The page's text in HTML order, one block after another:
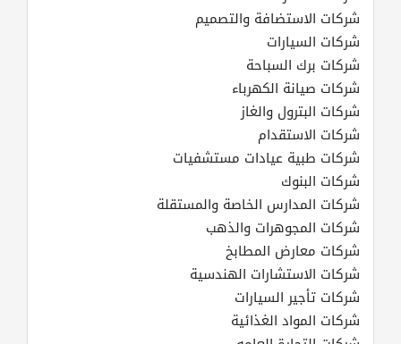
شركات الاستضافة والتصميم
شركات السيارات
شركات برك السباحة
شركات صيانة الكهرباء
شركات البترول والغاز
شركات الاستقدام
شركات طبية عيادات مستشفيات
شركات البنوك
شركات المدارس الخاصة والمستقلة
شركات المجوهرات والذهب
شركات معارض المطابخ
شركات الاستشارات الهندسية
شركات تأجير السيارات
شركات المواد الغذائية